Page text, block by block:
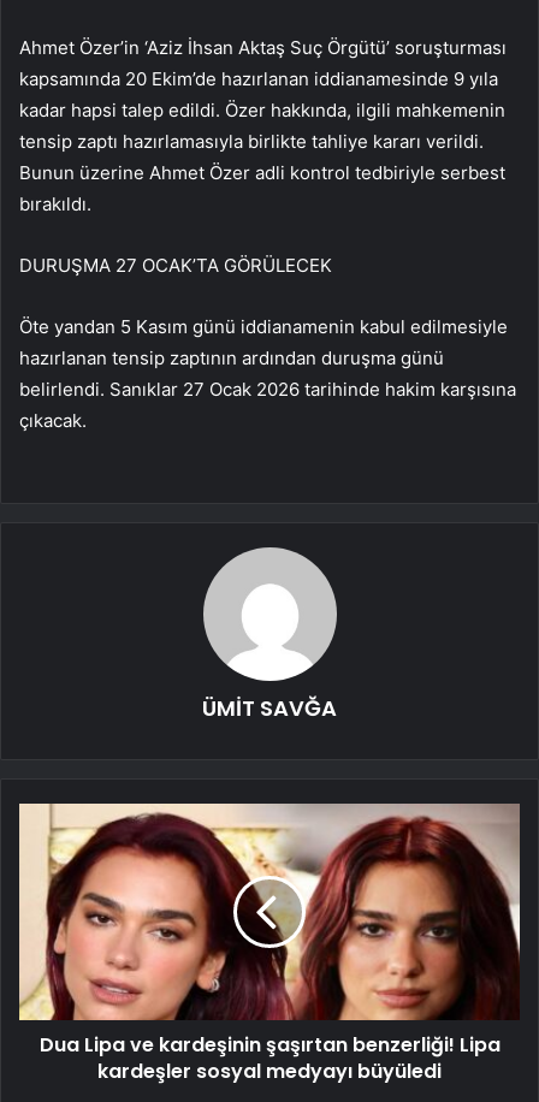
Ahmet Özer’in ‘Aziz İhsan Aktaş Suç Örgütü’ soruşturması
kapsamında 20 Ekim’de hazırlanan iddianamesinde 9 yıla
kadar hapsi talep edildi. Özer hakkında, ilgili mahkemenin
tensip zaptı hazırlamasıyla birlikte tahliye kararı verildi.
Bunun üzerine Ahmet Özer adli kontrol tedbiriyle serbest
bırakıldı.
DURUŞMA 27 OCAK’TA GÖRÜLECEK
Öte yandan 5 Kasım günü iddianamenin kabul edilmesiyle
hazırlanan tensip zaptının ardından duruşma günü
belirlendi. Sanıklar 27 Ocak 2026 tarihinde hakim karşısına
çıkacak.
ÜMİT SAVĞA
Dua Lipa ve kardeşinin şaşırtan benzerliği! Lipa
kardeşler sosyal medyayı büyüledi